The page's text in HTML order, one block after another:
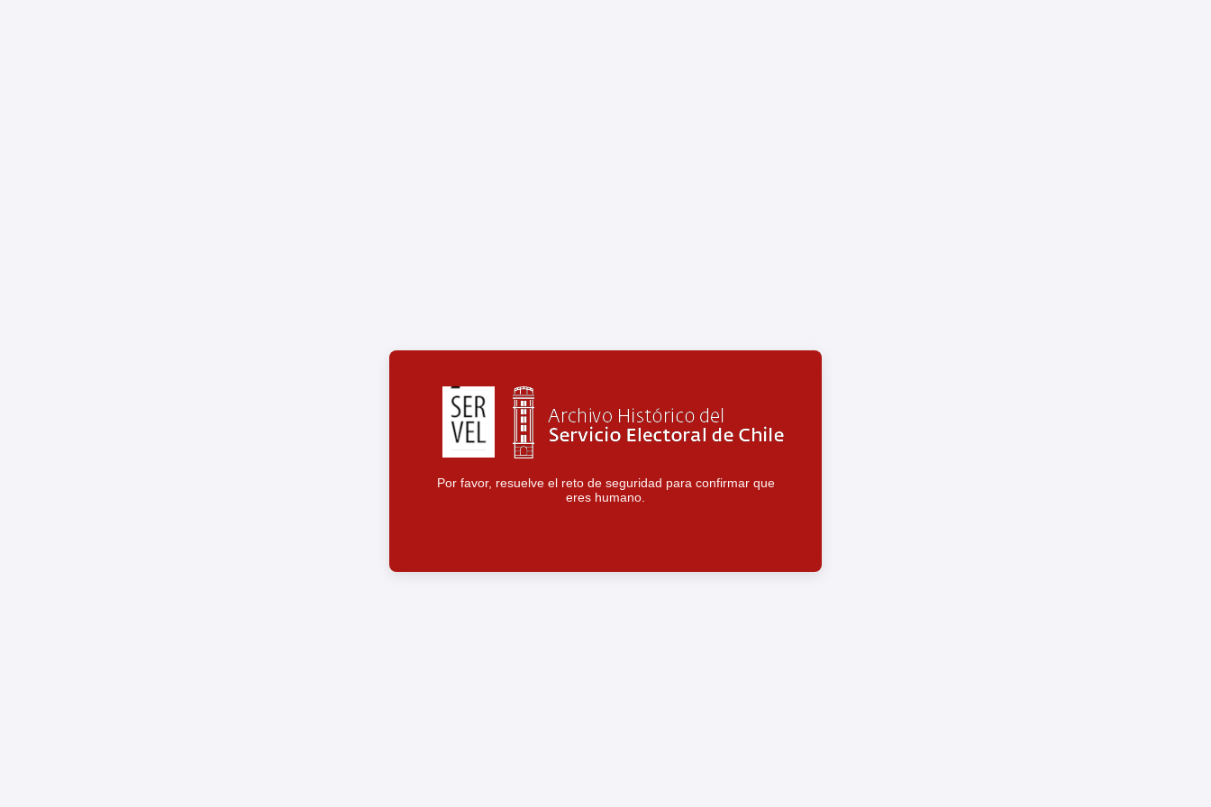
Por favor, resuelve el reto de seguridad para confirmar que
eres humano.